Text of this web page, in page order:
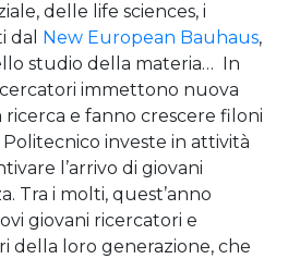
delle life sciences, i
dal
New European Bauhaus,
studio della materia… In
immettono nuova
ricerca e fanno crescere filoni
investe in attività
l’arrivo di giovani
Tra i molti, quest’anno
giovani ricercatori e
della loro generazione, che